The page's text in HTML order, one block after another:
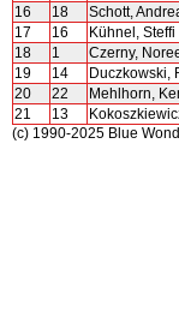
16
18 Schott,
17
16 Kühnel, Steffi
18
1 Czerny,
19
14 Duczkowski,
20
22 Mehlhorn,
21
13
(c) 1990-2025 Blue